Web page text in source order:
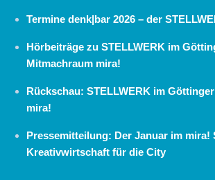
Termine denk|bar 2026 – der
Hörbeiträge zu STELLWERK im
Mitmachraum mira!
Rückschau: STELLWERK im
mira!
Pressemitteilung: Der Januar im mira!
Kreativwirtschaft für die City